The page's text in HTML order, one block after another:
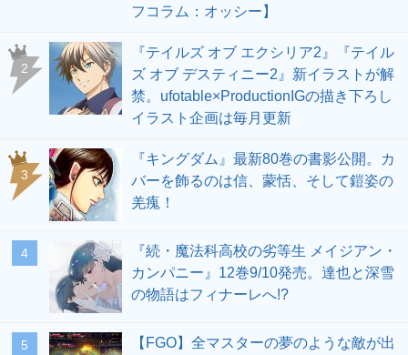
フコラム：オッシー】
2
『テイルズ オブ エクシリア2』『テイル
ズ オブ デスティニー2』新イラストが解
禁。ufotable×ProductionIGの描き下ろし
イラスト企画は毎月更新
3
『キングダム』最新80巻の書影公開。カ
バーを飾るのは信、蒙恬、そして鎧姿の
羌瘣！
4
『続・魔法科高校の劣等生 メイジアン・
カンパニー』12巻9/10発売。達也と深雪
の物語はフィナーレへ!?
5
【FGO】全マスターの夢のような敵が出